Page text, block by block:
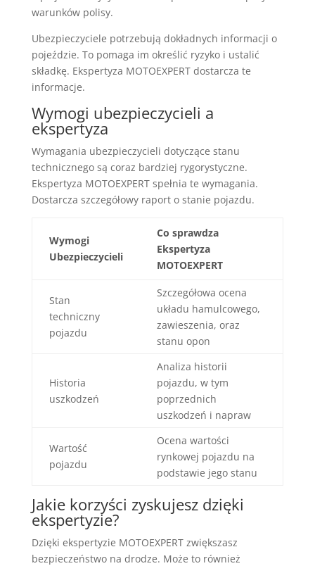
warunków polisy.
Ubezpieczyciele potrzebują dokładnych informacji o
pojeździe. To pomaga im określić ryzyko i ustalić
składkę. Ekspertyza MOTOEXPERT dostarcza te
informacje.
Wymogi ubezpieczycieli a
ekspertyza
Wymagania ubezpieczycieli dotyczące stanu
technicznego są coraz bardziej rygorystyczne.
Ekspertyza MOTOEXPERT spełnia te wymagania.
Dostarcza szczegółowy raport o stanie pojazdu.
Wymogi
Ubezpieczycieli
Co sprawdza
Ekspertyza
MOTOEXPERT
Stan
techniczny
pojazdu
Szczegółowa ocena
układu hamulcowego,
zawieszenia, oraz
stanu opon
Historia
uszkodzeń
Analiza historii
pojazdu, w tym
poprzednich
uszkodzeń i napraw
Wartość
pojazdu
Ocena wartości
rynkowej pojazdu na
podstawie jego stanu
Jakie korzyści zyskujesz dzięki
ekspertyzie?
Dzięki ekspertyzie MOTOEXPERT zwiększasz
bezpieczeństwo na drodze. Może to również